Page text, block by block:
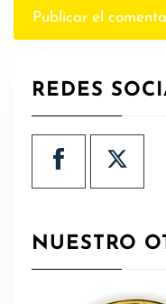
REDES
NUESTRO